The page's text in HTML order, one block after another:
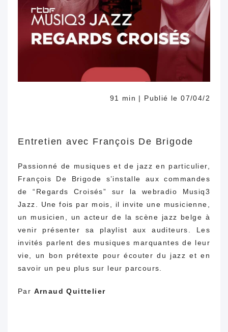
91 min | Publié le 07/04/2
Entretien avec François De Brigode
Passionné de musiques et de jazz en particulier,
François De Brigode s’installe aux commandes
de “Regards Croisés” sur la webradio Musiq3
Jazz. Une fois par mois, il invite une musicienne,
un musicien, un acteur de la scène jazz belge à
venir présenter sa playlist aux auditeurs. Les
invités parlent des musiques marquantes de leur
vie, un bon prétexte pour écouter du jazz et en
savoir un peu plus sur leur parcours.
Par Arnaud Quittelier